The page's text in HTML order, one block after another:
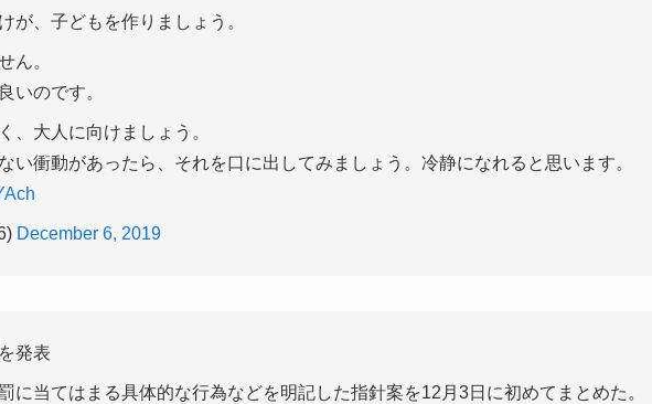
が、子どもを作りましょう。
ん。
いのです。
、大人に向けましょう。
い衝動があったら、それを口に出してみましょう。冷静になれると思います。
December 6, 2019
発表
に当てはまる具体的な行為などを明記した指針案を12月3日に初めてまとめた。